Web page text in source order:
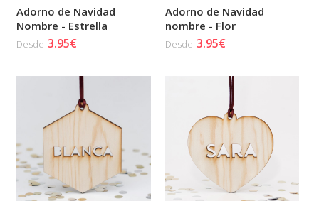
Adorno de Navidad
Nombre - Estrella
Desde 3.95€
Adorno de Navidad
nombre - Flor
Desde 3.95€